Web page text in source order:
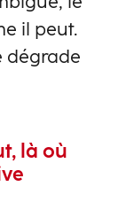
il peut.
dégrade
là où